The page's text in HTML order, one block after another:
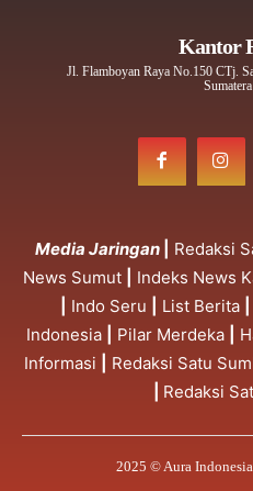
Kantor
Jl. Flamboyan Raya No.150 CTj.
Media Jaringan Redaksi
News Sumut
Indeks News
Indo Seru List Berita
Indonesia
Pilar Merdeka
Informasi
Redaksi Satu
Redaksi
2025 © Aura